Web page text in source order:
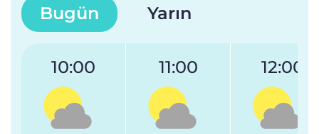
Bugün Yarın
10:00 11:00 12:00